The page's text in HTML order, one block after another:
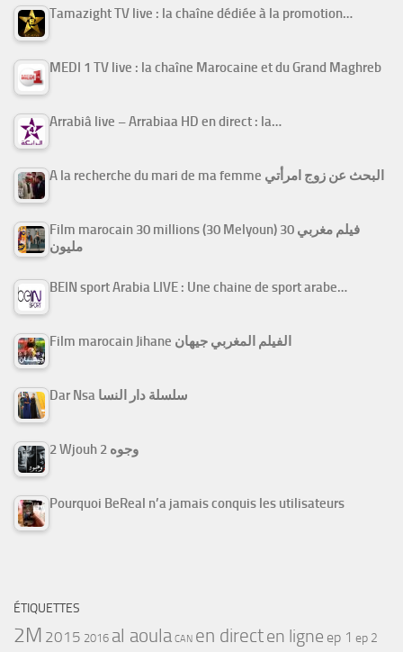
Tamazight TV live : la chaîne dédiée à la promotion…
MEDI 1 TV live : la chaîne Marocaine et du Grand Maghreb
Arrabiâ live – Arrabiaa HD en direct : la…
A la recherche du mari de ma femme البحث عن زوج امرأتي
Film marocain 30 millions (30 Melyoun) فيلم مغربي 30
مليون
BEIN sport Arabia LIVE : Une chaine de sport arabe…
Film marocain Jihane الفيلم المغربي جيهان
Dar Nsa سلسلة دار النسا
2 Wjouh 2 وجوه
Pourquoi BeReal n’a jamais conquis les utilisateurs
ÉTIQUETTES
2M 2015 2016 al aoula CAN en directen ligne ep 1 ep 2